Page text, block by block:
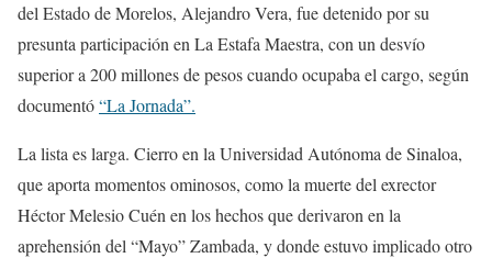
del Estado de Morelos, Alejandro Vera, fue detenido por su
presunta participación en La Estafa Maestra, con un desvío
superior a 200 millones de pesos cuando ocupaba el cargo, según
documentó“La Jornada”.
La lista es larga. Cierro en la Universidad Autónoma de Sinaloa,
que aporta momentos ominosos, como la muerte del exrector
Héctor Melesio Cuén en los hechos que derivaron en la
aprehensión del “Mayo” Zambada, y donde estuvo implicado otro